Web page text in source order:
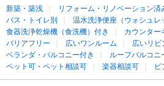
新築・築浅 リフォーム・リノベーション済
バス・トイレ別
温水洗浄便座（ウォシュレ
食器洗浄乾燥機（食洗機）付き
カウンター
バリアフリー
広いワンルーム
広いリビ
ベランダ・バルコニー付き
ルーフバルコニ
ペット可・ペット相談可
楽器相談可 ピ